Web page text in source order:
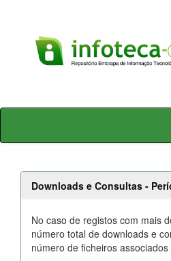
Skip
Downloads e Consultas -
No caso de registos com mais
número total de downloads e
número de ficheiros